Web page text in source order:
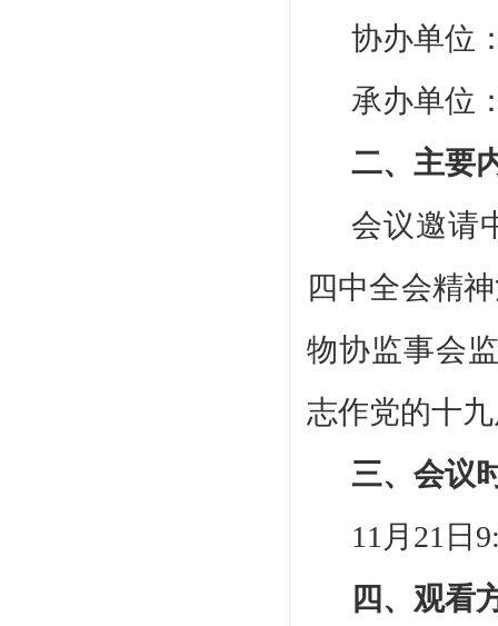
协办单位
承办单位
二、主要
会议邀请
四中全会精
物协监事会
志作党的十
三、会议
11月21日
四、观看